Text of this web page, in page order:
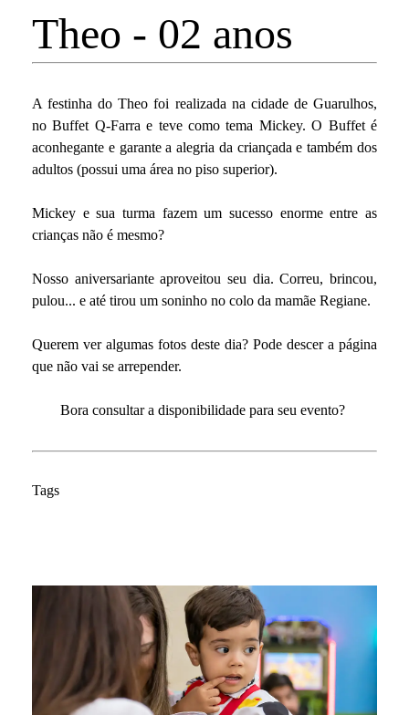
Theo - 02 anos
A festinha do Theo foi realizada na cidade de Guarulhos,
no Buffet Q-Farra e teve como tema Mickey. O Buffet é
aconhegante e garante a alegria da criançada e também dos
adultos (possui uma área no piso superior).
Mickey e sua turma fazem um sucesso enorme entre as
crianças não é mesmo?
Nosso aniversariante aproveitou seu dia. Correu, brincou,
pulou... e até tirou um soninho no colo da mamãe Regiane.
Querem ver algumas fotos deste dia? Pode descer a página
que não vai se arrepender.
Bora consultar a disponibilidade para seu evento?
Tags